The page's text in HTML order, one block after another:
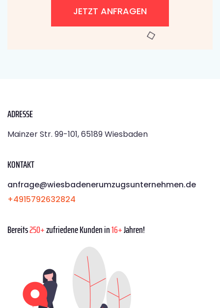
JETZT ANFRAGEN
ADRESSE
Mainzer Str. 99-101, 65189 Wiesbaden
KONTAKT
anfrage@wiesbadenerumzugsunternehmen.de
+4915792632824
Bereits250+zufriedene Kunden in16+Jahren!